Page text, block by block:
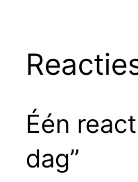
Één
dag”